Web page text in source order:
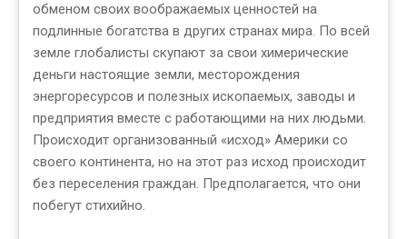
обменом своих воображаемых ценностей на
подлинные богатства в других странах мира. По всей
земле глобалисты скупают за свои химерические
деньги настоящие земли, месторождения
энергоресурсов и полезных ископаемых, заводы и
предприятия вместе с работающими на них людьми.
Происходит организованный «исход» Америки со
своего континента, но на этот раз исход происходит
без переселения граждан. Предполагается, что они
побегут стихийно.